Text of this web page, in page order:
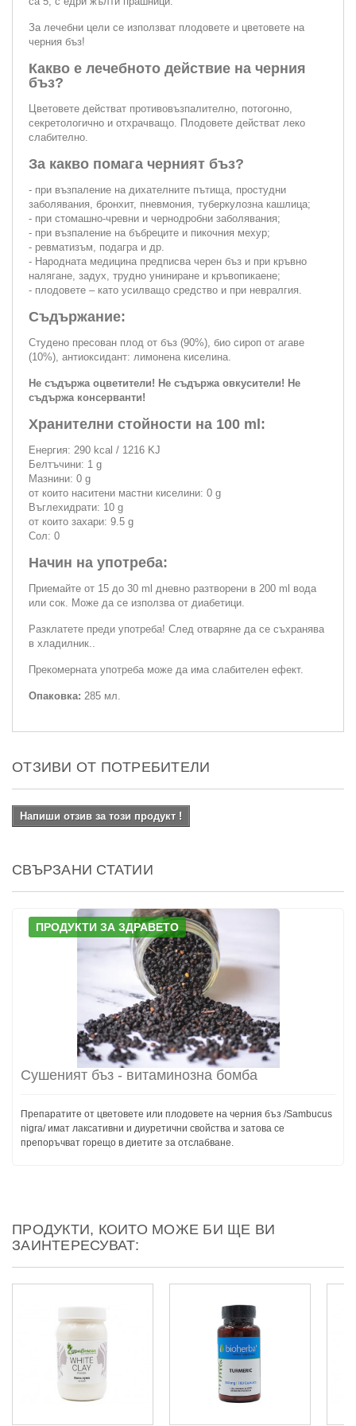
За лечебни цели се използват плодовете и цветовете на
черния бъз!
Какво е лечебното действие на черния
бъз?
Цветовете действат противовъзпалително, потогонно,
секретологично и отхрачващо. Плодовете действат леко
слабително.
За какво помага черният бъз?
- при възпаление на дихателните пътища, простудни
заболявания, бронхит, пневмония, туберкулозна кашлица;
- при стомашно-чревни и чернодробни заболявания;
- при възпаление на бъбреците и пикочния мехур;
- ревматизъм, подагра и др.
- Народната медицина предписва черен бъз и при кръвно
налягане, задух, трудно униниране и кръвопикаене;
- плодовете – като усилващо средство и при невралгия.
Съдържание:
Студено пресован плод от бъз (90%), био сироп от агаве
(10%), антиоксидант: лимонена киселина.
Не съдържа оцветители! Не съдържа овкусители! Не
съдържа консерванти!
Хранителни стойности на 100 ml:
Енергия: 290 kcal / 1216 KJ
Белтъчини: 1 g
Мазнини: 0 g
от които наситени мастни киселини: 0 g
Въглехидрати: 10 g
от които захари: 9.5 g
Сол: 0
Начин на употреба:
Приемайте от 15 до 30 ml дневно разтворени в 200 ml вода
или сок. Може да се използва от диабетици.
Разклатете преди употреба! След отваряне да се съхранява
в хладилник..
Прекомерната употреба може да има слабителен ефект.
Опаковка: 285 мл.
ОТЗИВИ ОТ ПОТРЕБИТЕЛИ
Напиши отзив за този продукт !
СВЪРЗАНИ СТАТИИ
ПРОДУКТИ ЗА ЗДРАВЕТО
Сушеният бъз - витаминозна бомба
Препаратите от цветовете или плодовете на черния бъз /Sambucus
nigra/ имат лаксативни и диуретични свойства и затова се
препоръчват горещо в диетите за отслабване.
ПРОДУКТИ, КОИТО МОЖЕ БИ ЩЕ ВИ
ЗАИНТЕРЕСУВАТ: